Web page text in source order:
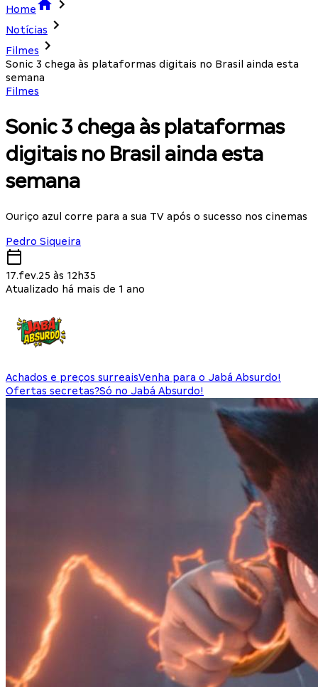
Home
Notícias
Filmes
Sonic 3 chega às plataformas digitais no Brasil ainda esta
semana
Filmes
Sonic 3 chega às plataformas
digitais no Brasil ainda esta
semana
Ouriço azul corre para a sua TV após o sucesso nos cinemas
Pedro Siqueira
17.fev.25 às 12h35
Atualizado há mais de 1 ano
Achados e preços surreaisVenha para o Jabá Absurdo!
Ofertas secretas?Só no Jabá Absurdo!